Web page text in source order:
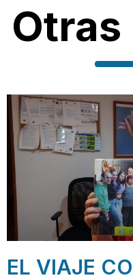
EL VIAJE